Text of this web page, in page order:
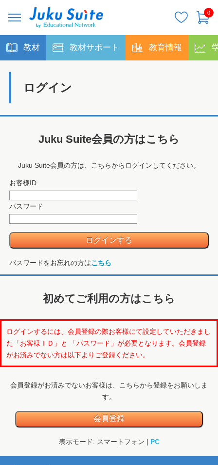
0
教材 教材サポート 教育情報
ログイン
Juku Suite会員の方はこちら
Juku Suite会員の方は、こちらからログインしてください。
お客様ID
パスワード
パスワードをお忘れの方はこちら
初めてご利用の方はこちら
ログインするには、会員登録の際お客様にて設定していただきまし
た「お客様ＩＤ」と 「パスワード」が必要となります。会員登録
がお済みでない方は以下よりご登録ください。
会員登録がお済みでないお客様は、こちらから登録をお願いしま
す。
表示モード: スマートフォン | PC